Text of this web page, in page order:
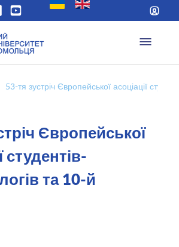
53-тя зустріч Європейської асоціації
Європейської
студентів-
та 10-й